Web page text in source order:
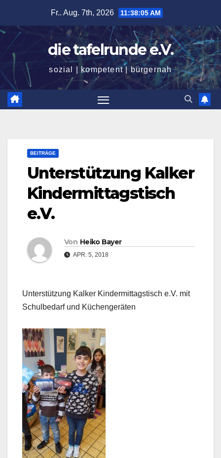
springen
Fr.. Aug. 7th, 2026 11:38:06 AM
die tafelrunde e.V.
sozial | kompetent | bürgernah
BEITRÄGE
Unterstützung Kalker
Kindermittagstisch
e.V.
Von Heiko Bayer
APR. 5, 2018
Unterstützung Kalker Kindermittagstisch e.V. mit
Schulbedarf und Küchengeräten